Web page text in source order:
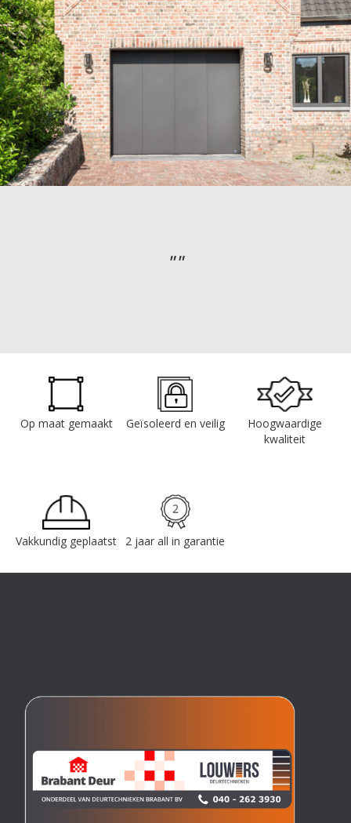
Op maat gemaakt Geïsoleerd en veilig
Hoogwaardige
kwaliteit
Vakkundig geplaatst 2 jaar all in garantie